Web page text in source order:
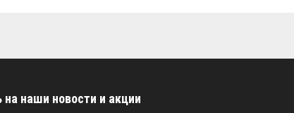
наши новости и акции